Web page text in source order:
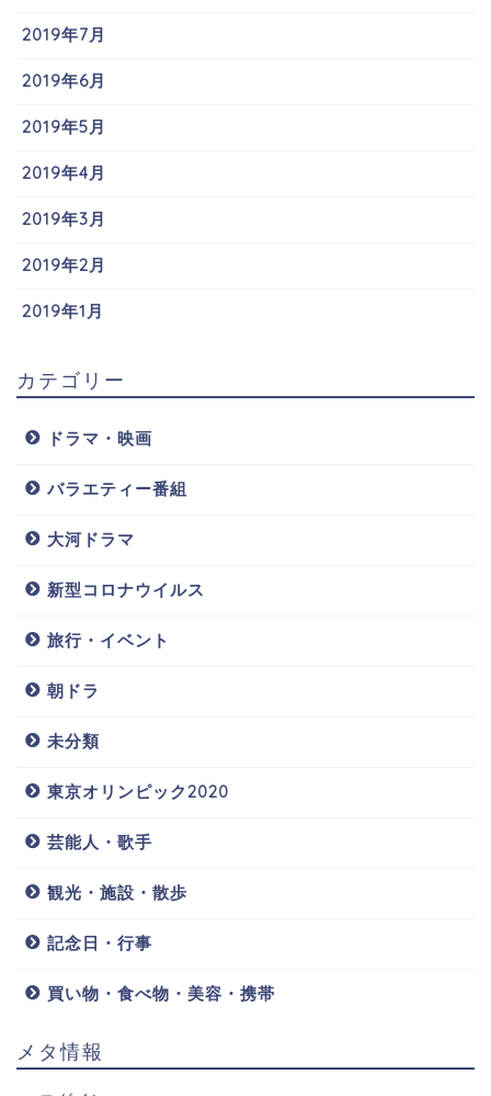
2019年7月
2019年6月
2019年5月
2019年4月
2019年3月
2019年2月
2019年1月
カテゴリー
ドラマ・映画
バラエティー番組
大河ドラマ
新型コロナウイルス
旅行・イベント
朝ドラ
未分類
東京オリンピック2020
芸能人・歌手
観光・施設・散歩
記念日・行事
買い物・食べ物・美容・携帯
メタ情報